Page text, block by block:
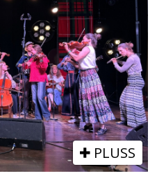
PLUSS